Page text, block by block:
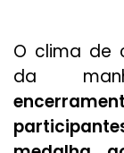
O clima de
da